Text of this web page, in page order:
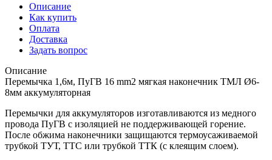
Описание
Как купить
Оплата
Доставка
Задать вопрос
Описание
Перемычка 1,6м, ПуГВ 16 mm2 мягкая наконечник ТМЛ Ø6-
8мм аккумуляторная
Перемычки для аккумуляторов изготавливаются из медного
провода ПуГВ с изоляцией не поддерживающей горение.
После обжима наконечники защищаются термоусаживаемой
трубкой ТУТ, ТТС или трубкой ТТК (с клеящим слоем).